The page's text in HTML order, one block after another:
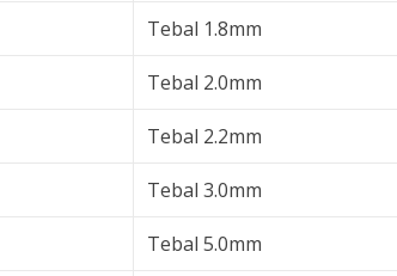
Tebal 1.8mm
Tebal 2.0mm
Tebal 2.2mm
Tebal 3.0mm
Tebal 5.0mm